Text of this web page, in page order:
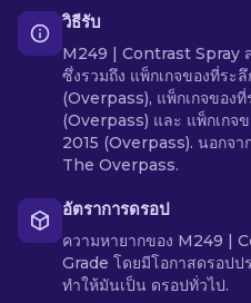
วิธีรับ
M249 | Contrast Spray
ซึ่งรวมถึง แพ็กเกจของที่ร
(Overpass), แพ็กเกจของ
(Overpass) และ แพ็กเกจ
2015 (Overpass). นอกจ
The Overpass.
อัตราการดรอป
ความหายากของ M249 |
Grade โดยมีโอกาสดรอปป
ทำให้มันเป็น ดรอปทั่วไป.